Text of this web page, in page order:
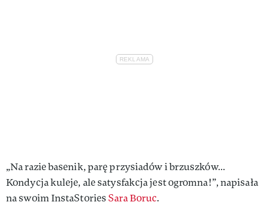
„Na razie basenik, parę przysiadów i brzuszków…
Kondycja kuleje, ale satysfakcja jest ogromna!”, napisała
na swoim InstaStories Sara Boruc.